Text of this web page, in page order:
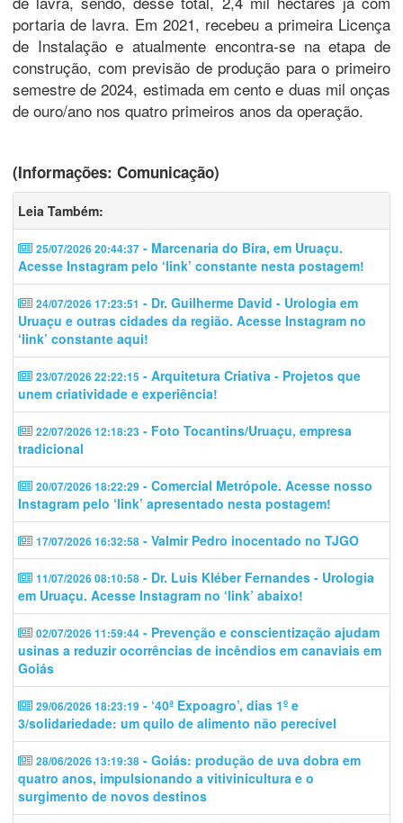
portaria de lavra. Em 2021, recebeu a primeira Licença
de Instalação e atualmente encontra-se na etapa de
construção, com previsão de produção para o primeiro
semestre de 2024, estimada em cento e duas mil onças
de ouro/ano nos quatro primeiros anos da operação.
(Informações: Comunicação)
Leia Também:
25/07/2026 20:44:37 - Marcenaria do Bira, em Uruaçu.
Acesse Instagram pelo ‘link’ constante nesta postagem!
24/07/2026 17:23:51 - Dr. Guilherme David - Urologia em
Uruaçu e outras cidades da região. Acesse Instagram no
‘link’ constante aqui!
23/07/2026 22:22:15 - Arquitetura Criativa - Projetos que
unem criatividade e experiência!
22/07/2026 12:18:23 - Foto Tocantins/Uruaçu, empresa
tradicional
20/07/2026 18:22:29 - Comercial Metrópole. Acesse nosso
Instagram pelo ‘link’ apresentado nesta postagem!
17/07/2026 16:32:58 - Valmir Pedro inocentado no TJGO
11/07/2026 08:10:58 - Dr. Luis Kléber Fernandes - Urologia
em Uruaçu. Acesse Instagram no ‘link’ abaixo!
02/07/2026 11:59:44 - Prevenção e conscientização ajudam
usinas a reduzir ocorrências de incêndios em canaviais em
Goiás
29/06/2026 18:23:19 - ‘40ª Expoagro’, dias 1º e
3/solidariedade: um quilo de alimento não perecível
28/06/2026 13:19:38 - Goiás: produção de uva dobra em
quatro anos, impulsionando a vitivinicultura e o
surgimento de novos destinos